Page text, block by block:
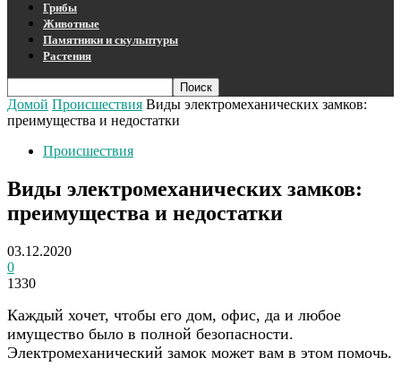
Грибы
Животные
Памятники и скульптуры
Растения
Домой Происшествия Виды электромеханических замков:
преимущества и недостатки
Происшествия
Виды электромеханических замков:
преимущества и недостатки
03.12.2020
0
1330
Каждый хочет, чтобы его дом, офис, да и любое
имущество было в полной безопасности.
Электромеханический замок может вам в этом помочь.